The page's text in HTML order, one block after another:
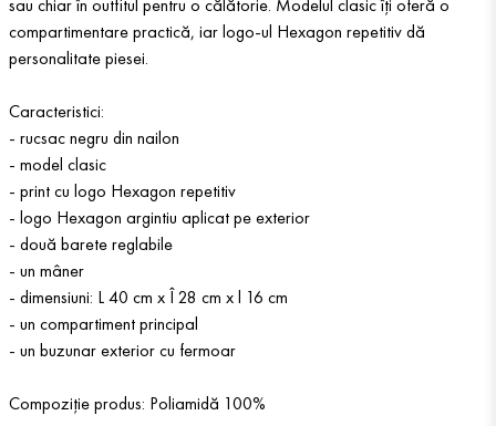
compartimentare practică, iar logo-ul Hexagon repetitiv dă
personalitate piesei.
Caracteristici:
- rucsac negru din nailon
- model clasic
- print cu logo Hexagon repetitiv
- logo Hexagon argintiu aplicat pe exterior
- două barete reglabile
- un mâner
- dimensiuni: L 40 cm x Î 28 cm x l 16 cm
- un compartiment principal
- un buzunar exterior cu fermoar
Compoziție produs: Poliamidă 100%